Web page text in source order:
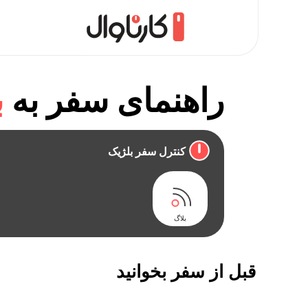
راهنمای سفر به
کنترل سفر بلژیک
بلاگ
قبل از سفر بخوانید